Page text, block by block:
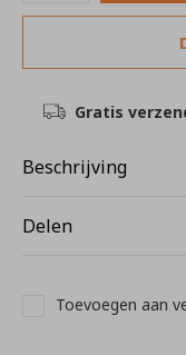
Gratis
Beschrijving
Delen
Toevoegen aan